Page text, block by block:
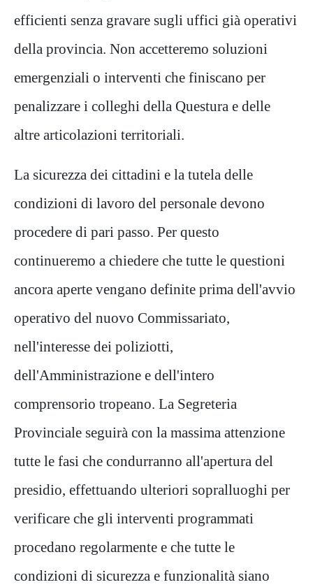
efficienti senza gravare sugli uffici già operativi
della provincia. Non accetteremo soluzioni
emergenziali o interventi che finiscano per
penalizzare i colleghi della Questura e delle
altre articolazioni territoriali.
La sicurezza dei cittadini e la tutela delle
condizioni di lavoro del personale devono
procedere di pari passo. Per questo
continueremo a chiedere che tutte le questioni
ancora aperte vengano definite prima dell'avvio
operativo del nuovo Commissariato,
nell'interesse dei poliziotti,
dell'Amministrazione e dell'intero
comprensorio tropeano. La Segreteria
Provinciale seguirà con la massima attenzione
tutte le fasi che condurranno all'apertura del
presidio, effettuando ulteriori sopralluoghi per
verificare che gli interventi programmati
procedano regolarmente e che tutte le
condizioni di sicurezza e funzionalità siano